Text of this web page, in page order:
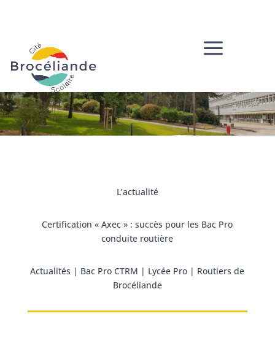
a
L’actualité
Certification « Axec » : succès pour les Bac Pro
conduite routière
Actualités | Bac Pro CTRM | Lycée Pro | Routiers de
Brocéliande